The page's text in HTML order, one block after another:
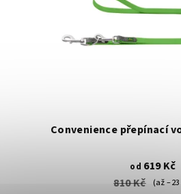
Convenience přepínací
od 619 Kč
810 Kč
(až